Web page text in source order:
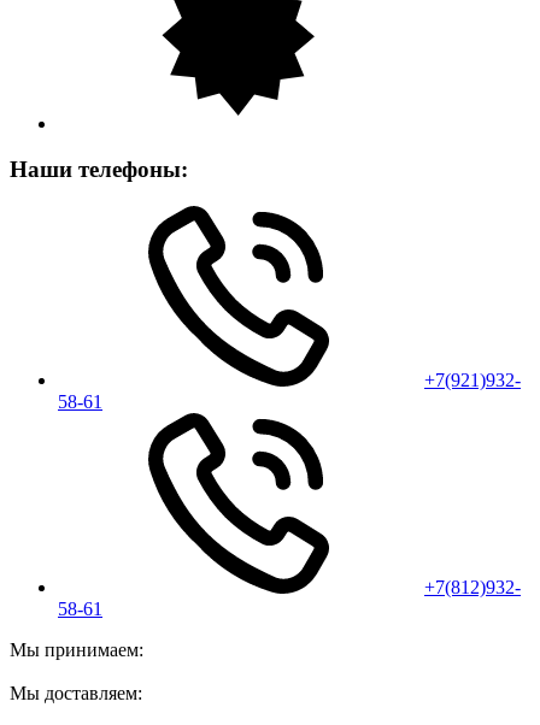
Наши телефоны:
+7(921)932-
58-61
+7(812)932-
58-61
Мы принимаем:
Мы доставляем: